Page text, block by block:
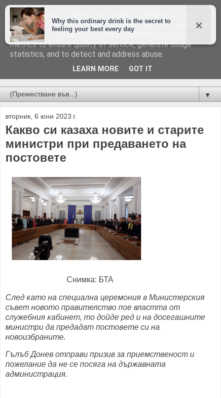
Новини от Бургас, страната и света!
▼
вторник, 6 юни 2023 г.
Какво си казаха новите и старите
министри при предаването на
постовете
Снимка: БТА
След като на специална церемония в Министерския
съвет новото правителство пое властта от
служебния кабинет, то дойде ред и на досегашните
министри да предадат постовете си на
новоизбраните.
Гълъб Донев отправи призив за приемственост и
пожелание да не се посяга на държавната
администрация.
This site uses cookies from Google to deliver its services
and to analyze traffic. Your IP address and user-agent are
shared with Google along with performance and security
metrics to ensure quality of service, generate usage
statistics, and to detect and address abuse.
LEARN MORE GOT IT